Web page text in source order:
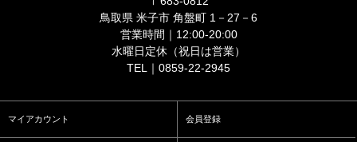
鳥取県 米子市 角盤町 1－27－6
営業時間｜12:00-20:00
水曜日定休（祝日は営業）
TEL｜0859-22-2945
マイアカウント 会員登録